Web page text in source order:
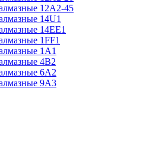
12А2-45
14U1
14ЕЕ1
1FF1
1А1
4В2
6A2
9А3